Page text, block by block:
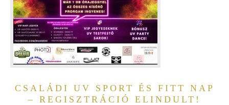
CSALÁDI UV SPORT ÉS FITT NAP
– REGISZTRÁCIÓ ELINDULT!